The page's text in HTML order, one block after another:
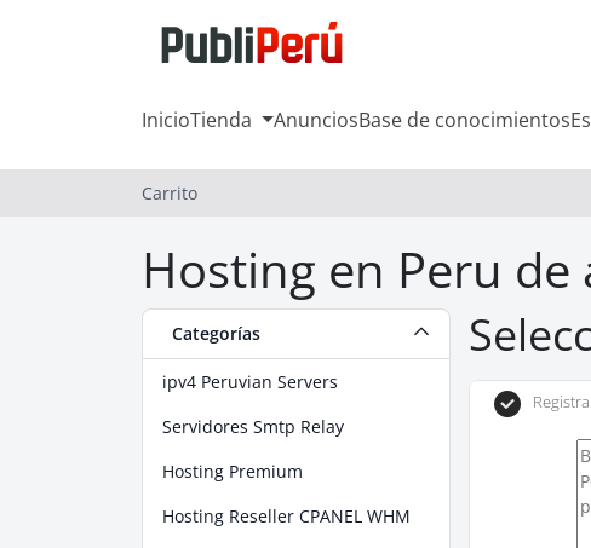
InicioTienda AnunciosBase de conocimientos
Carrito
Hosting en Peru
Categorías
ipv4 Peruvian Servers
Servidores Smtp Relay
Hosting Premium
Hosting Reseller CPANEL WHM